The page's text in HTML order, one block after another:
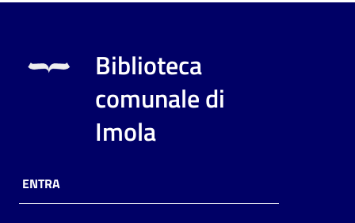
Scopri
online
Biblioteca
comunale di
Imola
ENTRA